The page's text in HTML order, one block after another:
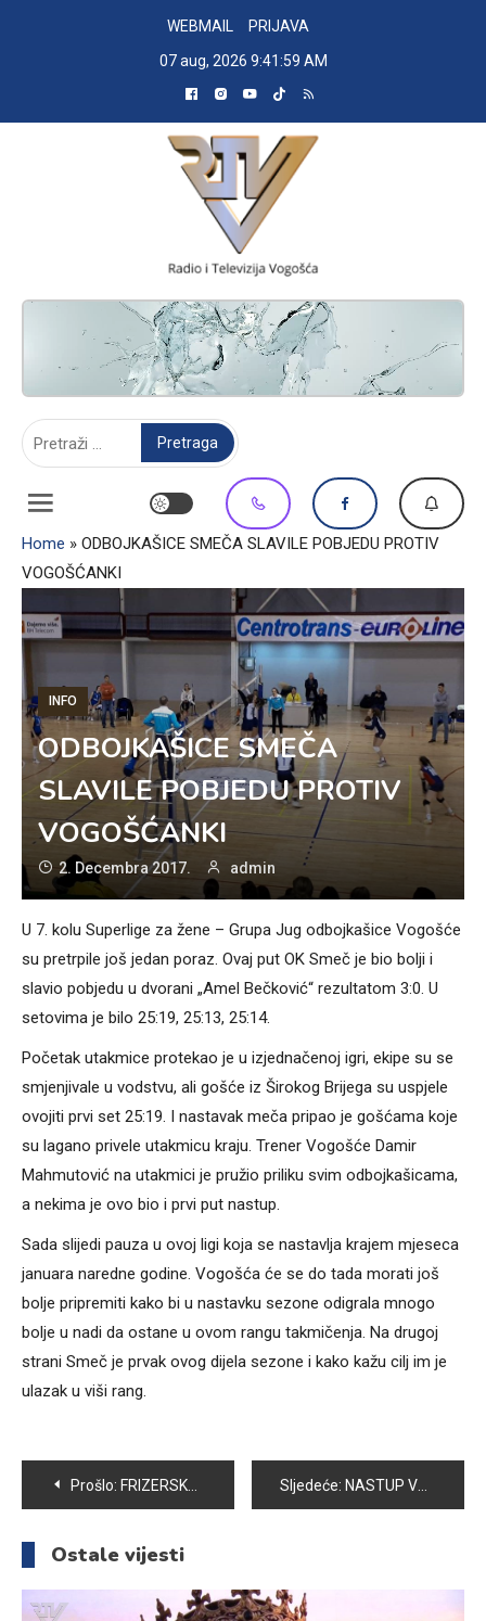
WEBMAIL
PRIJAVA
07 aug, 2026 9:42:00 AM
RADIO TELEVIZIJA VOGOŠĆA
Home » ODBOJKAŠICE SMEČA SLAVILE POBJEDU PROTIV
VOGOŠĆANKI
INFO
ODBOJKAŠICE SMEČA
SLAVILE POBJEDU PROTIV
VOGOŠĆANKI
2. Decembra 2017. admin
U 7. kolu Superlige za žene – Grupa Jug odbojkašice Vogošće
su pretrpile još jedan poraz. Ovaj put OK Smeč je bio bolji i
slavio pobjedu u dvorani „Amel Bečković“ rezultatom 3:0. U
setovima je bilo 25:19, 25:13, 25:14.
Početak utakmice protekao je u izjednačenoj igri, ekipe su se
smjenjivale u vodstvu, ali gošće iz Širokog Brijega su uspjele
ovojiti prvi set 25:19. I nastavak meča pripao je gošćama koje
su lagano privele utakmicu kraju. Trener Vogošće Damir
Mahmutović na utakmici je pružio priliku svim odbojkašicama,
a nekima je ovo bio i prvi put nastup.
Sada slijedi pauza u ovoj ligi koja se nastavlja krajem mjeseca
januara naredne godine. Vogošća će se do tada morati još
bolje pripremiti kako bi u nastavku sezone odigrala mnogo
bolje u nadi da ostane u ovom rangu takmičenja. Na drugoj
strani Smeč je prvak ovog dijela sezone i kako kažu cilj im je
ulazak u viši rang.
Navigacija
članaka
Prošlo: FRIZERSKA AKADEMIJA “RADIONICA” UGOSTILA SVJETSKI POZNATOG FRIZERA STEVU PAVLOVIĆA Sljedeće: NASTUP VOGOŠĆANSKIH BOKSERA NA MEMORIJALU „HAKIJA TURAJLIĆ“
Ostale vijesti